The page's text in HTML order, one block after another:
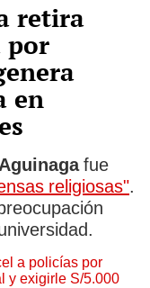
retira
por
en
fue
religiosas".
a policías por
y exigirle S/5.000